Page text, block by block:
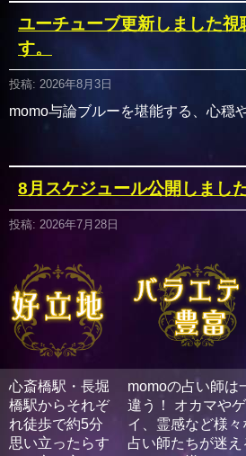
ユーチューブ更新しました視
す。
投稿: 2026年8月3日
momo与論ブルーを堪能する、心穏
8月スケジュール公開しました
投稿: 2026年7月28日
ール
白夜先生７月18日から再出演
投稿: 2026年6月29日
皆さん宜しくお願いします。 【龍
ゃくや)
心斎橋駅・長堀
橋駅からそれぞ
れ徒歩で約5分
思い立ったらす
momoの占い師は
違う！ オカマやゲ
イ、霊感など様々
占い師たちが迷え